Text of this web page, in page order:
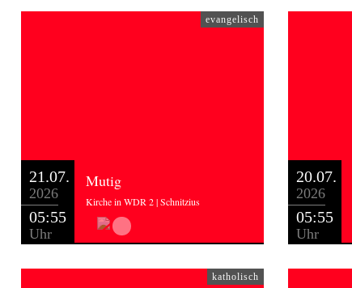
evangelisch
21.07.
2026
05:55
Uhr
Mutig
Kirche in WDR 2 | Schnitzius
20.07.
2026
05:55
Uhr
katholisch